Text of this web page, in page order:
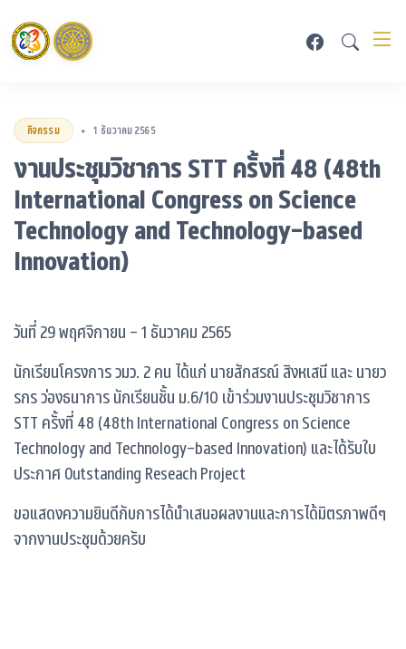
กิจกรรม • 1 ธันวาคม 2565
งานประชุมวิชาการ STT ครั้งที่ 48 (48th
International Congress on Science
Technology and Technology-based
Innovation)
วันที่ 29 พฤศจิกายน - 1 ธันวาคม 2565
นักเรียนโครงการ วมว. 2 คน ได้แก่ นายสักสรณ์ สิงหเสนี และ นายว
รกร ว่องธนาการ นักเรียนชั้น ม.6/10 เข้าร่วมงานประชุมวิชาการ
STT ครั้งที่ 48 (48th International Congress on Science
Technology and Technology-based Innovation) และได้รับใบ
ประกาศ Outstanding Reseach Project
ขอแสดงความยินดีกับการได้นำเสนอผลงานและการได้มิตรภาพดีๆ
จากงานประชุมด้วยครับ